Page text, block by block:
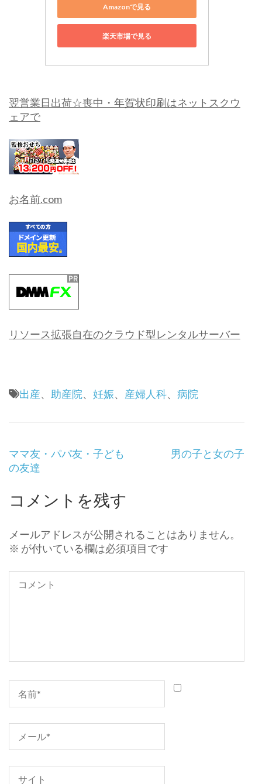
Amazonで見る
楽天市場で見る
翌営業日出荷☆喪中・年賀状印刷はネットスクウ
ェアで
お名前.com
リソース拡張自在のクラウド型レンタルサーバー
出産、 助産院、 妊娠、 産婦人科、 病院
投
稿
ビ
ゲ
シ
ョ
ママ友・パパ友・子ども
の友達
男の子と女の子
コメントを残す
メールアドレスが公開されることはありません。
※ が付いている欄は必須項目です